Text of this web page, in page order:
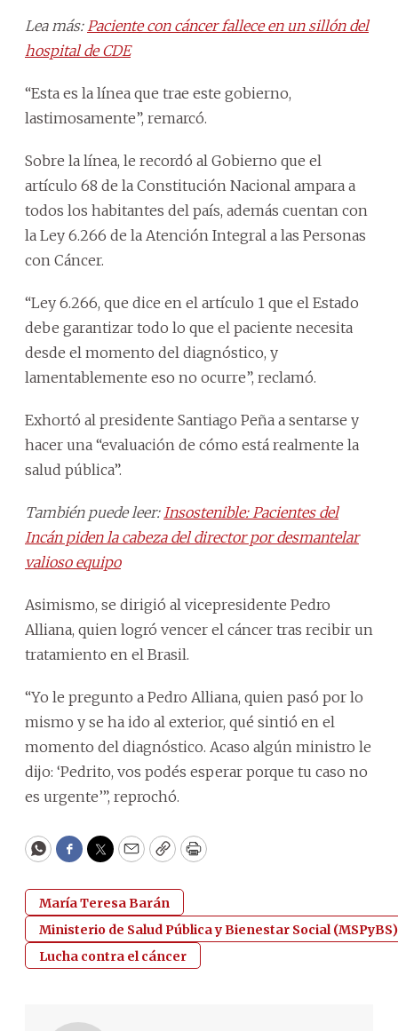
Lea más: Paciente con cáncer fallece en un sillón del
hospital de CDE
“Esta es la línea que trae este gobierno,
lastimosamente”, remarcó.
Sobre la línea, le recordó al Gobierno que el
artículo 68 de la Constitución Nacional ampara a
todos los habitantes del país, además cuentan con
la Ley 6.266 de la Atención Integral a las Personas
con Cáncer.
“Ley 6.266, que dice en el artículo 1 que el Estado
debe garantizar todo lo que el paciente necesita
desde el momento del diagnóstico, y
lamentablemente eso no ocurre”, reclamó.
Exhortó al presidente Santiago Peña a sentarse y
hacer una “evaluación de cómo está realmente la
salud pública”.
También puede leer: Insostenible: Pacientes del
Incán piden la cabeza del director por desmantelar
valioso equipo
Asimismo, se dirigió al vicepresidente Pedro
Alliana, quien logró vencer el cáncer tras recibir un
tratamiento en el Brasil.
“Yo le pregunto a Pedro Alliana, quien pasó por lo
mismo y se ha ido al exterior, qué sintió en el
momento del diagnóstico. Acaso algún ministro le
dijo: ‘Pedrito, vos podés esperar porque tu caso no
es urgente’”, reprochó.
WhatsApp
Facebook
Twitter
EmailCopyPrint
María Teresa Barán
Ministerio de Salud Pública y Bienestar Social (MSPyBS)
Lucha contra el cáncer